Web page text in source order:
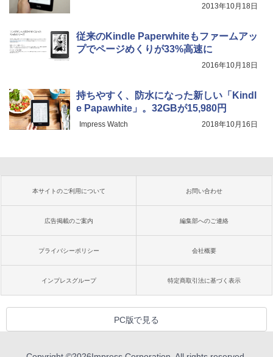
2013年10月18日
従来のKindle Paperwhiteもファームアッ
プでページめくりが33%高速に
2016年10月18日
持ちやすく、防水になった新しい「Kindl
e Papawhite」。32GBが15,980円
Impress Watch 2018年10月16日
本サイトのご利用について お問い合わせ
広告掲載のご案内 編集部へのご連絡
プライバシーポリシー 会社概要
インプレスグループ 特定商取引法に基づく表示
PC版で見る